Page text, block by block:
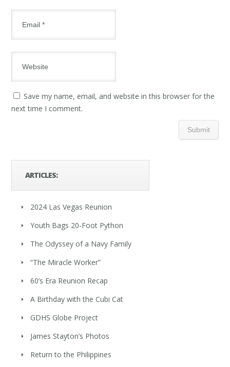
Save my name, email, and website in this browser for the
next time I comment.
ARTICLES:
2024 Las Vegas Reunion
Youth Bags 20-Foot Python
The Odyssey of a Navy Family
“The Miracle Worker”
60’s Era Reunion Recap
A Birthday with the Cubi Cat
GDHS Globe Project
James Stayton’s Photos
Return to the Philippines